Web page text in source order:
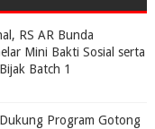
RS AR Bunda
Mini Bakti Sosial serta
Batch 1
Program Gotong